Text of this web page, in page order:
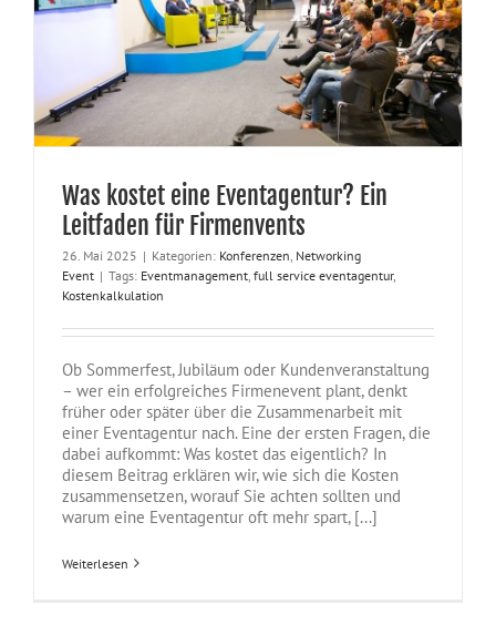
Was kostet eine Eventagentur? Ein
Leitfaden für Firmenvents
26. Mai 2025 | Kategorien: Konferenzen Networking
Event | Tags: Eventmanagement full service eventagentur,
Kostenkalkulation
Ob Sommerfest, Jubiläum oder Kundenveranstaltung
– wer ein erfolgreiches Firmenevent plant, denkt
früher oder später über die Zusammenarbeit mit
einer Eventagentur nach. Eine der ersten Fragen, die
dabei aufkommt: Was kostet das eigentlich? In
diesem Beitrag erklären wir, wie sich die Kosten
zusammensetzen, worauf Sie achten sollten und
warum eine Eventagentur oft mehr spart, [...]
Weiterlesen